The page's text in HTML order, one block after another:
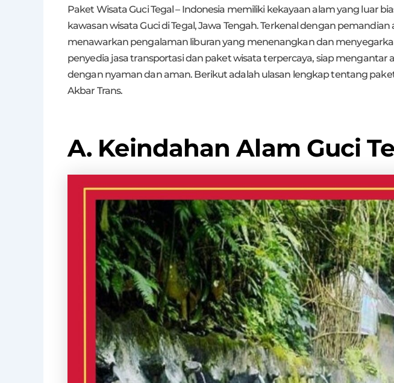
Paket Wisata Guci Tegal – Indonesia memiliki kekayaan alam yang luar
kawasan wisata Guci di Tegal, Jawa Tengah. Terkenal dengan
menawarkan pengalaman liburan yang menenangkan dan
penyedia jasa transportasi dan paket wisata terpercaya, siap mengantar
dengan nyaman dan aman. Berikut adalah ulasan lengkap tentang
Akbar Trans.
A. Keindahan Alam Guci